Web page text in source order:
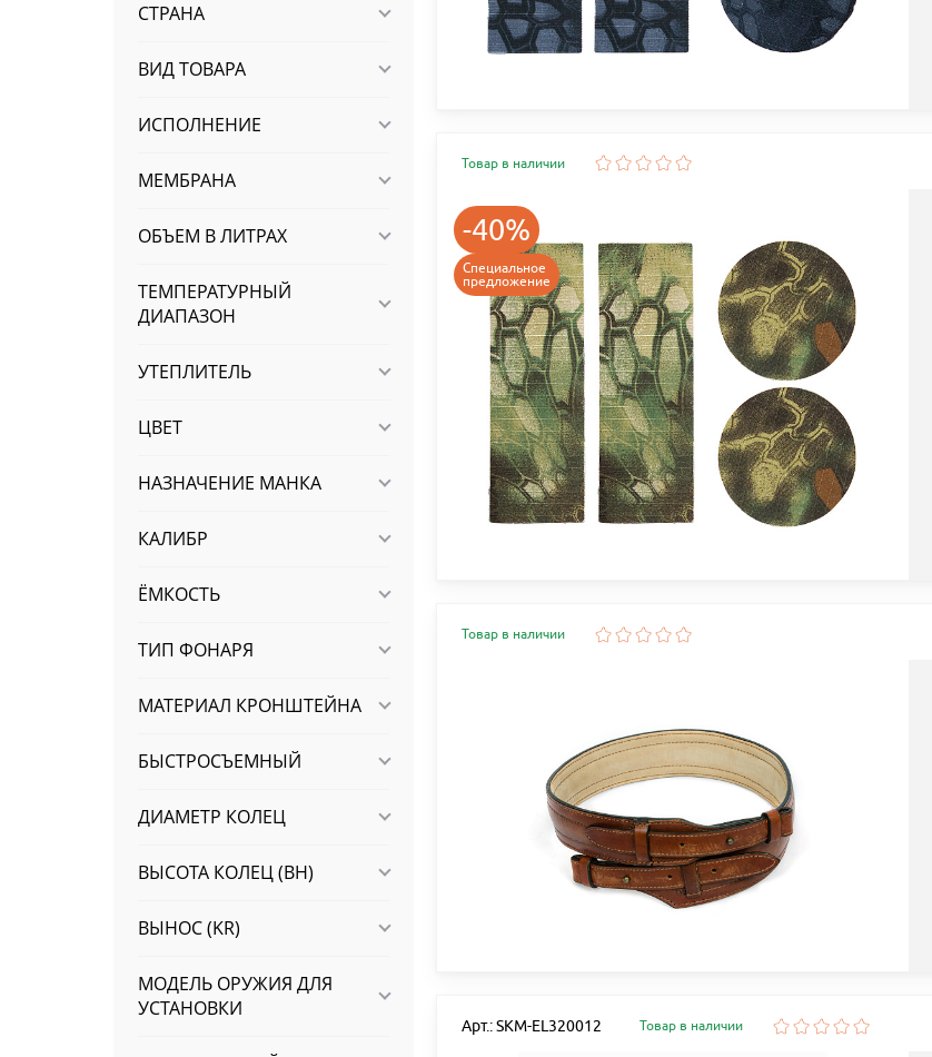
СТРАНА
ВИД ТОВАРА
ИСПОЛНЕНИЕ
МЕМБРАНА
ОБЪЕМ В ЛИТРАХ
ТЕМПЕРАТУРНЫЙ
ДИАПАЗОН
УТЕПЛИТЕЛЬ
ЦВЕТ
НАЗНАЧЕНИЕ МАНКА
КАЛИБР
ЁМКОСТЬ
ТИП ФОНАРЯ
МАТЕРИАЛ КРОНШТЕЙНА
БЫСТРОСЪЕМНЫЙ
ДИАМЕТР КОЛЕЦ
ВЫСОТА КОЛЕЦ (BH)
ВЫНОС (KR)
МОДЕЛЬ ОРУЖИЯ ДЛЯ
УСТАНОВКИ
Товар в наличии
-40%
Специальное
предложение
Товар в наличии
Арт.: SKM-EL320012 Товар в наличии